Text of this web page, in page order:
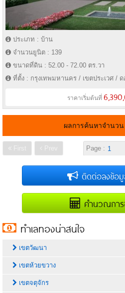
ประเภท : บ้าน
จำนวนยูนิต : 139
ขนาดที่ดิน : 52.00 - 72.00 ตร.วา
ที่ตั้ง : กรุงเทพมหานคร / เขตประเวศ /
ราคาเริ่มต้นที่
ผลการค้นหาจำนวน
First Prev Page :
ติดต่อลงข้อมู
คำนวณการ
ทำเลทองน่าสนใจ
เขตวัฒนา
เขตห้วยขวาง
เขตจตุจักร